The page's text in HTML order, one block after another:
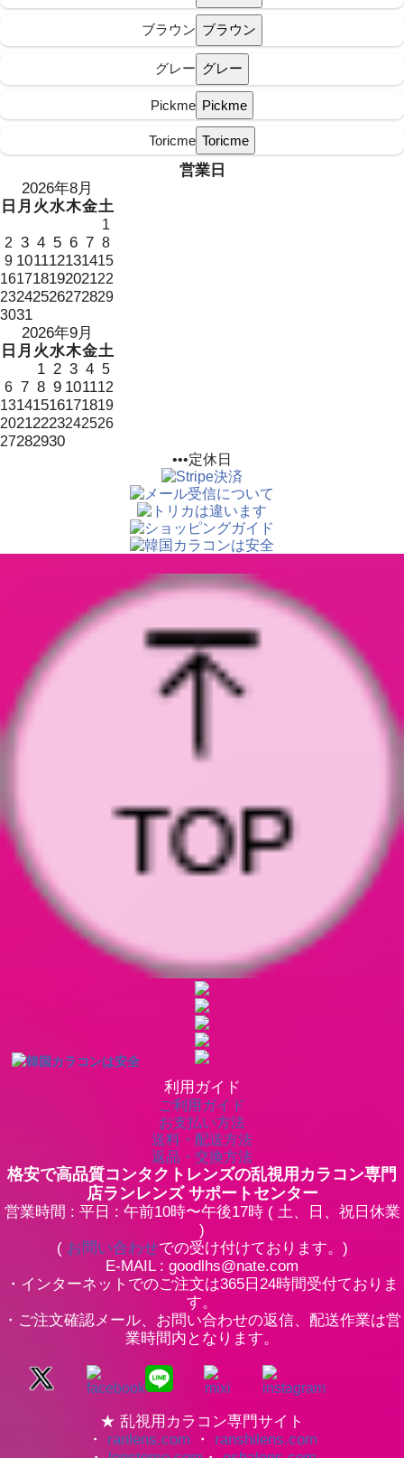
ブラウン
グレー
Pickme
Toricme
営業日
2026年8月
日 月 火 水木金土
1
2 3 4 5 6 7 8
9 101112131415
16171819202122
23242526272829
3031
2026年9月
日 月 火 水木金土
1 2 3 4 5
6 7 8 9 101112
13141516171819
20212223242526
27282930
•••定休日
利用ガイド
ご利用ガイド
お支払い方法
送料・配送方法
返品・交換方法
格安で高品質コンタクトレンズの乱視用カラコン専門
店ランレンズ サポートセンター
営業時間 : 平日 : 午前10時〜午後17時 ( 土、日、祝日休業
)
( お問い合わせでの受け付けております。)
E-MAIL : goodlhs@nate.com
・インターネットでのご注文は365日24時間受付ておりま
す。
・ご注文確認メール、お問い合わせの返信、配送作業は営
業時間内となります。
★ 乱視用カラコン専門サイト
・ ranlens.com ・ ranshilens.com